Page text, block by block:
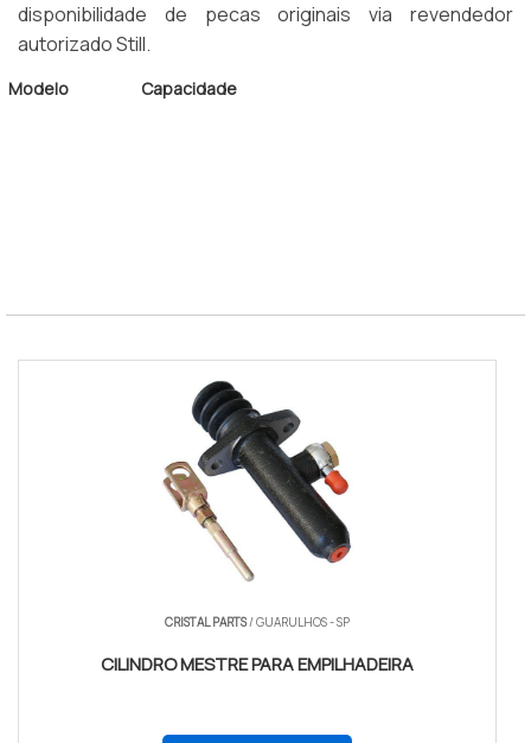
disponibilidade de pecas originais via revendedor
autorizado Still.
Modelo Capacidade
CRISTAL PARTS/ GUARULHOS - SP
CILINDRO MESTRE PARA EMPILHADEIRA